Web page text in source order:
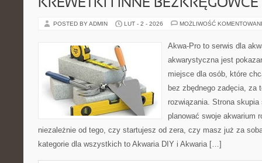
KREWETKI I INNE BEZKRĘGOWCE
POSTED BY ADMIN LUT - 2 - 2026 MOŻLIWOŚĆ
Akwa-Pro to serwis dla
akwarystyczna jest
miejsce dla osób, które
bez zbędnego zadęcia, za
rozwiązania. Strona
planować swoje akwarium
niezależnie od tego, czy startujesz od zera, czy masz już za
kategorie dla wszystkich to Akwaria DIY i Akwaria […]